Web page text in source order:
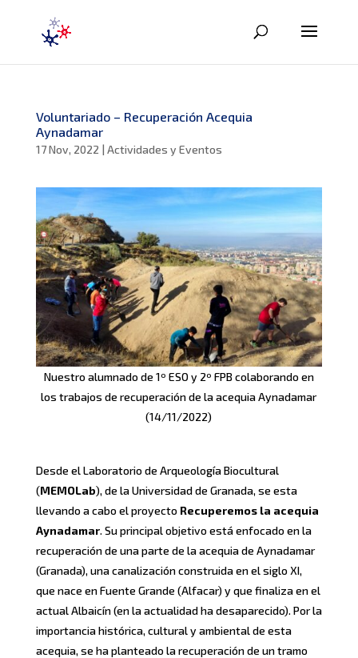
Voluntariado – Recuperación Acequia
Aynadamar
17 Nov, 2022 | Actividades y Eventos
Nuestro alumnado de 1º ESO y 2º FPB colaborando en
los trabajos de recuperación de la acequia Aynadamar
(14/11/2022)
Desde el Laboratorio de Arqueología Biocultural
(MEMOLab), de la Universidad de Granada, se esta
llevando a cabo el proyecto Recuperemos la acequia
Aynadamar. Su principal objetivo está enfocado en la
recuperación de una parte de la acequia de Aynadamar
(Granada), una canalización construida en el siglo XI,
que nace en Fuente Grande (Alfacar) y que finaliza en el
actual Albaicín (en la actualidad ha desaparecido). Por la
importancia histórica, cultural y ambiental de esta
acequia, se ha planteado la recuperación de un tramo